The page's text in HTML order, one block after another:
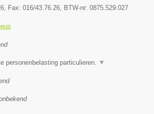
, Fax: 016/43.76.26 , BTW-nr: 0875.529.027
personenbelasting particulieren. ▼